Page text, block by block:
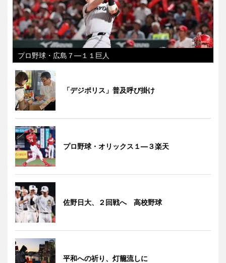
プロ野球・広島７―１１巨人
「デジポリス」普及呼び掛け
プロ野球・オリックス１―３楽天
佐野日大、２回戦へ 高校野球
平和への祈り、灯籠流しに